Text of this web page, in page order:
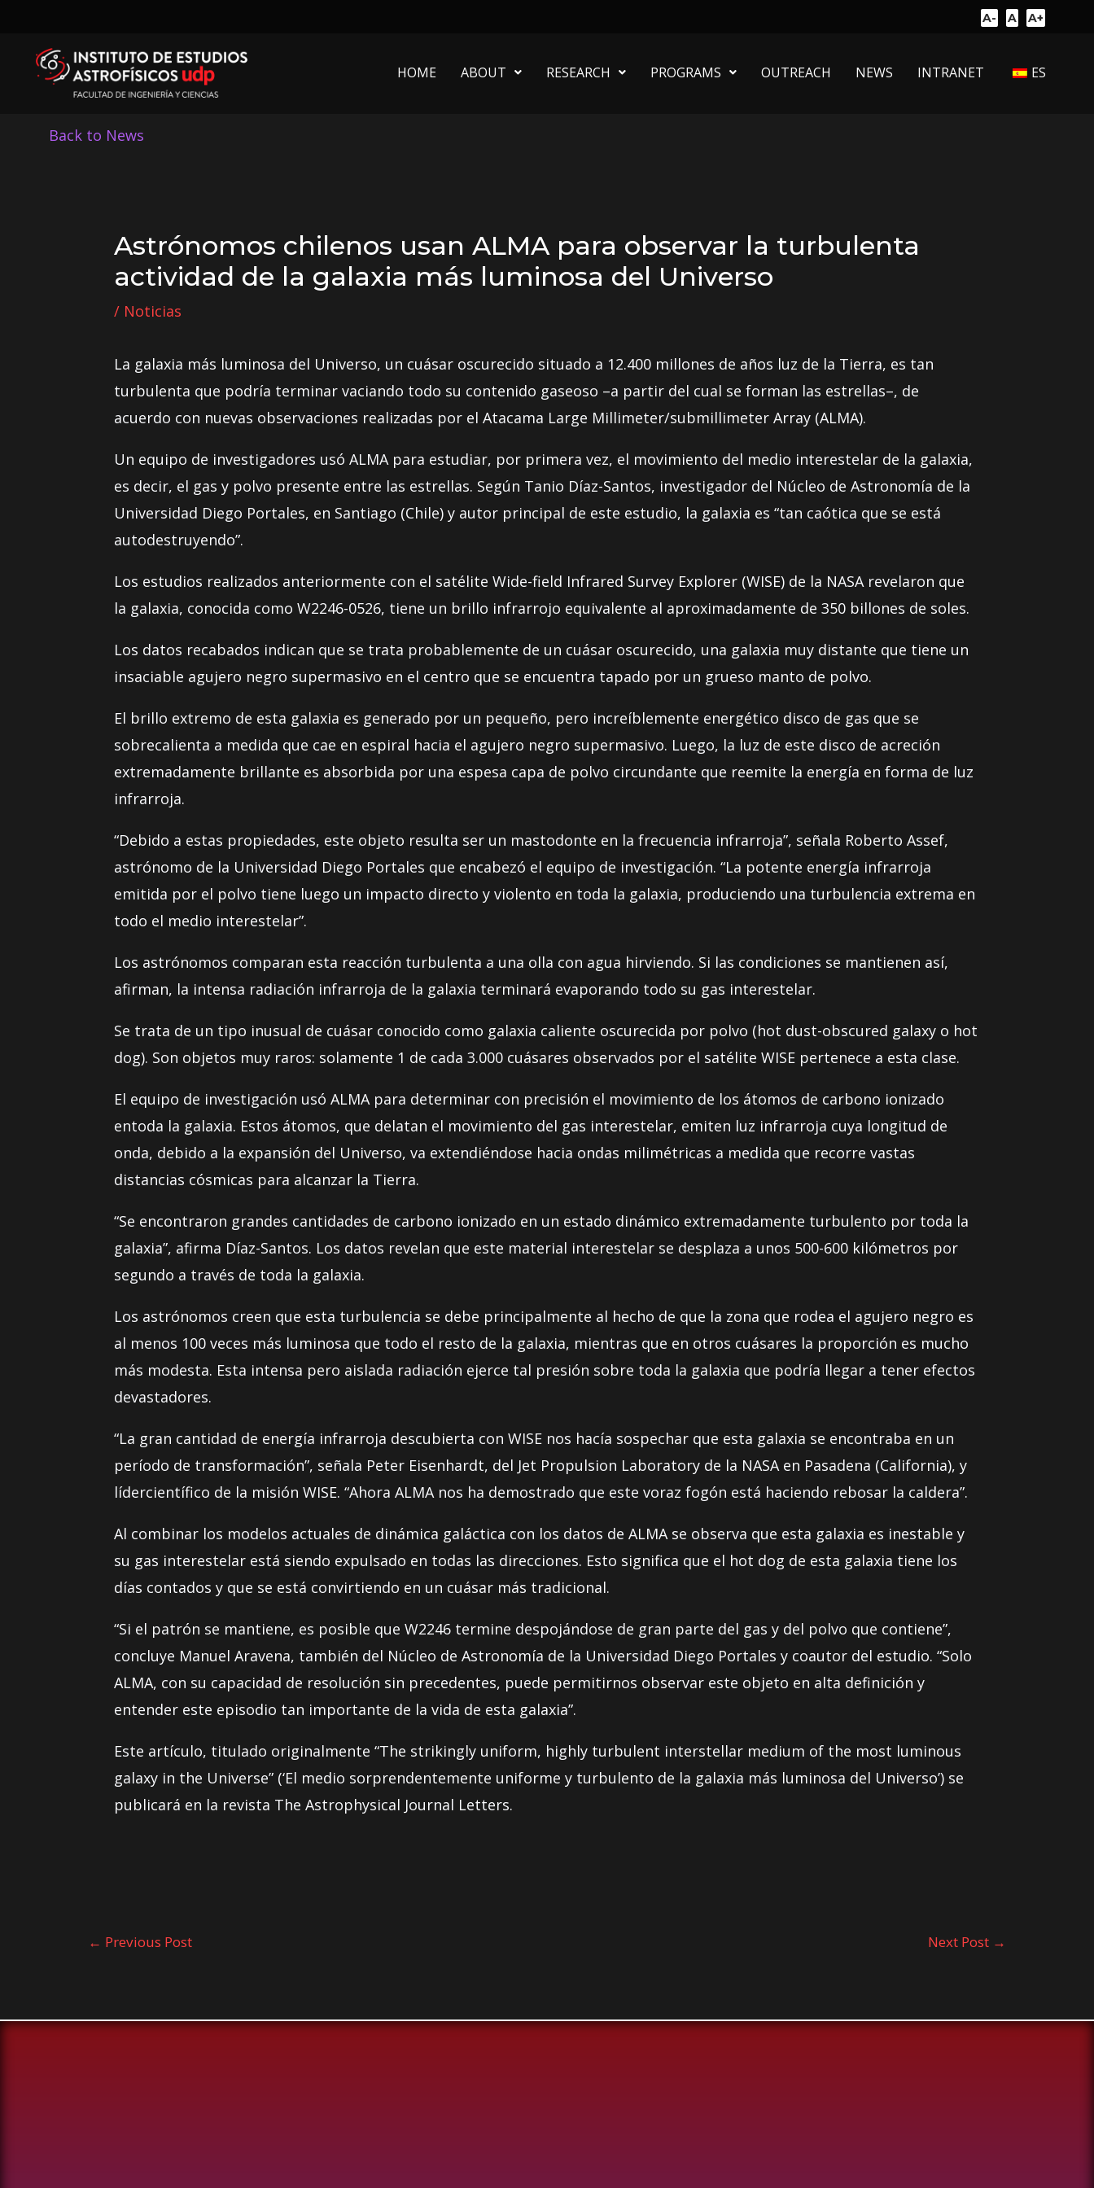
A- A A+
HOME ABOUT RESEARCH PROGRAMS OUTREACH NEWS INTRANET ES
Back to News
Astrónomos chilenos usan ALMA para observar la turbulenta
actividad de la galaxia más luminosa del Universo
/ Noticias
La galaxia más luminosa del Universo, un cuásar oscurecido situado a 12.400 millones de años luz de la Tierra, es tan
turbulenta que podría terminar vaciando todo su contenido gaseoso –a partir del cual se forman las estrellas–, de
acuerdo con nuevas observaciones realizadas por el Atacama Large Millimeter/submillimeter Array (ALMA).
Un equipo de investigadores usó ALMA para estudiar, por primera vez, el movimiento del medio interestelar de la galaxia,
es decir, el gas y polvo presente entre las estrellas. Según Tanio Díaz-Santos, investigador del Núcleo de Astronomía de la
Universidad Diego Portales, en Santiago (Chile) y autor principal de este estudio, la galaxia es “tan caótica que se está
autodestruyendo”.
Los estudios realizados anteriormente con el satélite Wide-field Infrared Survey Explorer (WISE) de la NASA revelaron que
la galaxia, conocida como W2246-0526, tiene un brillo infrarrojo equivalente al aproximadamente de 350 billones de soles.
Los datos recabados indican que se trata probablemente de un cuásar oscurecido, una galaxia muy distante que tiene un
insaciable agujero negro supermasivo en el centro que se encuentra tapado por un grueso manto de polvo.
El brillo extremo de esta galaxia es generado por un pequeño, pero increíblemente energético disco de gas que se
sobrecalienta a medida que cae en espiral hacia el agujero negro supermasivo. Luego, la luz de este disco de acreción
extremadamente brillante es absorbida por una espesa capa de polvo circundante que reemite la energía en forma de luz
infrarroja.
“Debido a estas propiedades, este objeto resulta ser un mastodonte en la frecuencia infrarroja”, señala Roberto Assef,
astrónomo de la Universidad Diego Portales que encabezó el equipo de investigación. “La potente energía infrarroja
emitida por el polvo tiene luego un impacto directo y violento en toda la galaxia, produciendo una turbulencia extrema en
todo el medio interestelar”.
Los astrónomos comparan esta reacción turbulenta a una olla con agua hirviendo. Si las condiciones se mantienen así,
afirman, la intensa radiación infrarroja de la galaxia terminará evaporando todo su gas interestelar.
Se trata de un tipo inusual de cuásar conocido como galaxia caliente oscurecida por polvo (hot dust-obscured galaxy o hot
dog). Son objetos muy raros: solamente 1 de cada 3.000 cuásares observados por el satélite WISE pertenece a esta clase.
El equipo de investigación usó ALMA para determinar con precisión el movimiento de los átomos de carbono ionizado
entoda la galaxia. Estos átomos, que delatan el movimiento del gas interestelar, emiten luz infrarroja cuya longitud de
onda, debido a la expansión del Universo, va extendiéndose hacia ondas milimétricas a medida que recorre vastas
distancias cósmicas para alcanzar la Tierra.
“Se encontraron grandes cantidades de carbono ionizado en un estado dinámico extremadamente turbulento por toda la
galaxia”, afirma Díaz-Santos. Los datos revelan que este material interestelar se desplaza a unos 500-600 kilómetros por
segundo a través de toda la galaxia.
Los astrónomos creen que esta turbulencia se debe principalmente al hecho de que la zona que rodea el agujero negro es
al menos 100 veces más luminosa que todo el resto de la galaxia, mientras que en otros cuásares la proporción es mucho
más modesta. Esta intensa pero aislada radiación ejerce tal presión sobre toda la galaxia que podría llegar a tener efectos
devastadores.
“La gran cantidad de energía infrarroja descubierta con WISE nos hacía sospechar que esta galaxia se encontraba en un
período de transformación”, señala Peter Eisenhardt, del Jet Propulsion Laboratory de la NASA en Pasadena (California), y
lídercientífico de la misión WISE. “Ahora ALMA nos ha demostrado que este voraz fogón está haciendo rebosar la caldera”.
Al combinar los modelos actuales de dinámica galáctica con los datos de ALMA se observa que esta galaxia es inestable y
su gas interestelar está siendo expulsado en todas las direcciones. Esto significa que el hot dog de esta galaxia tiene los
días contados y que se está convirtiendo en un cuásar más tradicional.
“Si el patrón se mantiene, es posible que W2246 termine despojándose de gran parte del gas y del polvo que contiene”,
concluye Manuel Aravena, también del Núcleo de Astronomía de la Universidad Diego Portales y coautor del estudio. “Solo
ALMA, con su capacidad de resolución sin precedentes, puede permitirnos observar este objeto en alta definición y
entender este episodio tan importante de la vida de esta galaxia”.
Este artículo, titulado originalmente “The strikingly uniform, highly turbulent interstellar medium of the most luminous
galaxy in the Universe” (‘El medio sorprendentemente uniforme y turbulento de la galaxia más luminosa del Universo’) se
publicará en la revista The Astrophysical Journal Letters.
← Previous Post Next Post →